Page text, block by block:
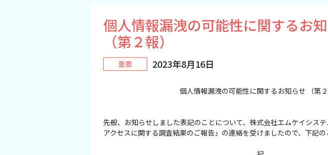
個人情報漏洩の可能性に関するお
（第２報）
重要 2023年8月16日
個人情報漏洩の可能性に関するお知らせ （第２
先般、お知らせしました表記のことについて、株式会社エムケイシス
アクセスに関する調査結果のご報告」の連絡を受けましたので、下記の